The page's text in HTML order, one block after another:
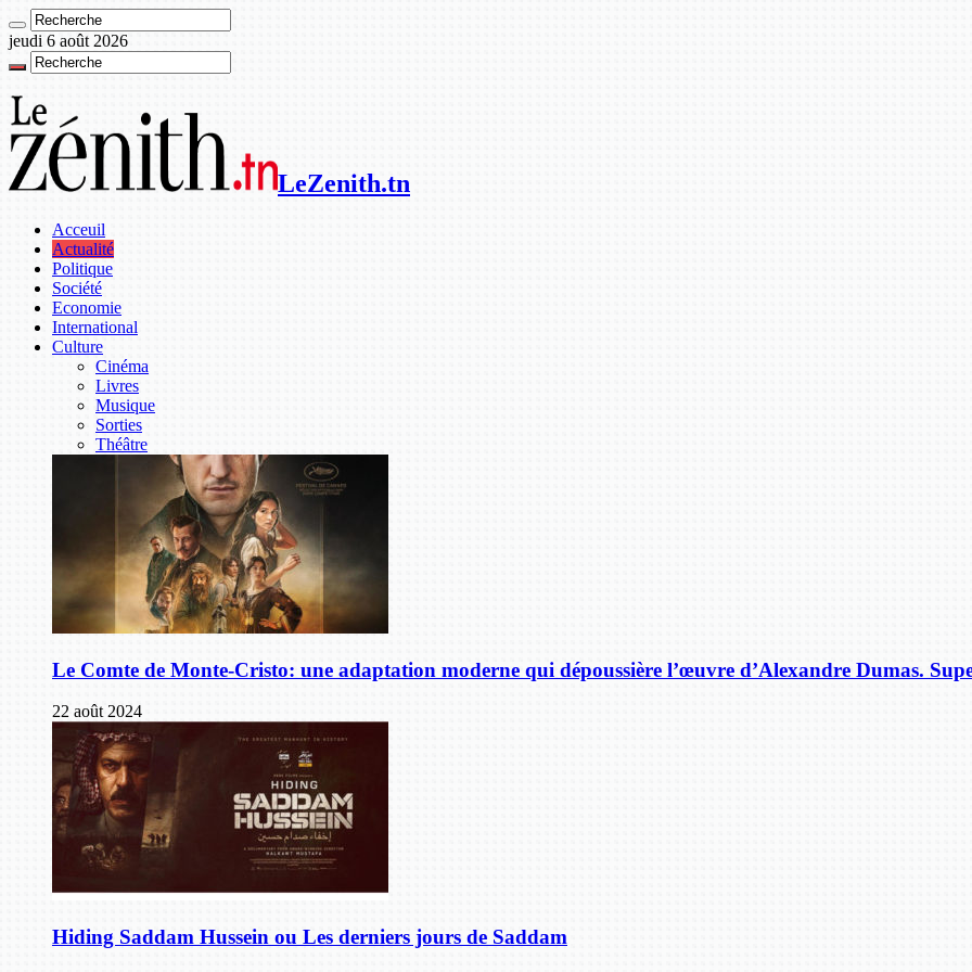
jeudi 6 août 2026
LeZenith.tn
Acceuil
Actualité
Politique
Société
Economie
International
Culture
Cinéma
Livres
Musique
Sorties
Théâtre
Le Comte de Monte-Cristo: une adaptation moderne qui dépoussière l’œuvre d’Alexandre Dumas.
22 août 2024
Hiding Saddam Hussein ou Les derniers jours de Saddam